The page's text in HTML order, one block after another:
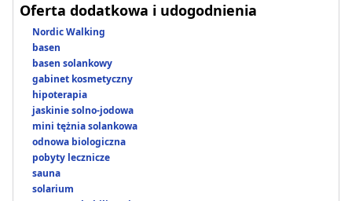
Oferta dodatkowa i udogodnienia
Nordic Walking
basen
basen solankowy
gabinet kosmetyczny
hipoterapia
jaskinie solno-jodowa
mini tężnia solankowa
odnowa biologiczna
pobyty lecznicze
sauna
solarium